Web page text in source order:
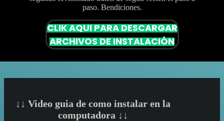
paso. Bendiciones.
CLIK AQUI PARA DESCARGAR
ARCHIVOS DE INSTALACIÓN
↓↓ Video guia de como instalar en la
computadora ↓↓